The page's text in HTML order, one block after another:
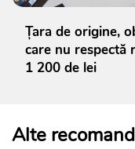
Țara de origine,
care nu respectă
1 200 de lei
Alte